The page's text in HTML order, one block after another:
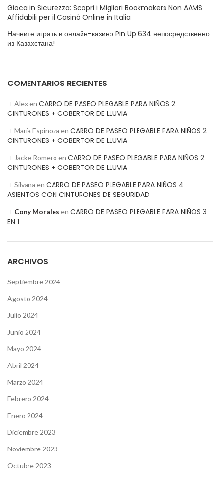
Gioca in Sicurezza: Scopri i Migliori Bookmakers Non AAMS
Affidabili per il Casinò Online in Italia
Начните играть в онлайн-казино Pin Up 634 непосредственно
из Казахстана!
COMENTARIOS RECIENTES
Alexen CARRO DE PASEO PLEGABLE PARA NIÑOS 2
CINTURONES + COBERTOR DE LLUVIA
María Espinoza en CARRO DE PASEO PLEGABLE PARA NIÑOS 2
CINTURONES + COBERTOR DE LLUVIA
Jacke Romero en CARRO DE PASEO PLEGABLE PARA NIÑOS 2
CINTURONES + COBERTOR DE LLUVIA
Silvana en CARRO DE PASEO PLEGABLE PARA NIÑOS 4
ASIENTOS CON CINTURONES DE SEGURIDAD
Cony Morales en CARRO DE PASEO PLEGABLE PARA NIÑOS 3
EN 1
ARCHIVOS
Septiembre 2024
Agosto 2024
Julio 2024
Junio 2024
Mayo 2024
Abril 2024
Marzo 2024
Febrero 2024
Enero 2024
Diciembre 2023
Noviembre 2023
Octubre 2023